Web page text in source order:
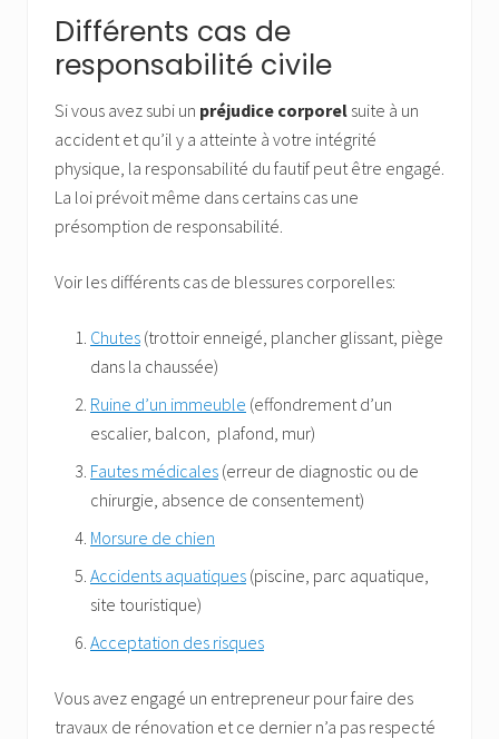
Différents cas de
responsabilité civile
Si vous avez subi un préjudice corporel suite à un
accident et qu’il y a atteinte à votre intégrité
physique, la responsabilité du fautif peut être engagé.
La loi prévoit même dans certains cas une
présomption de responsabilité.
Voir les différents cas de blessures corporelles:
Chutes (trottoir enneigé, plancher glissant, piège
dans la chaussée)
Ruine d’un immeuble (effondrement d’un
escalier, balcon, plafond, mur)
Fautes médicales (erreur de diagnostic ou de
chirurgie, absence de consentement)
Morsure de chien
Accidents aquatiques (piscine, parc aquatique,
site touristique)
Acceptation des risques
Vous avez engagé un entrepreneur pour faire des
travaux de rénovation et ce dernier n’a pas respecté